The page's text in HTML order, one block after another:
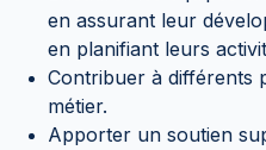
en assurant leur
en planifiant leurs
Contribuer à différents
métier.
Apporter un soutien